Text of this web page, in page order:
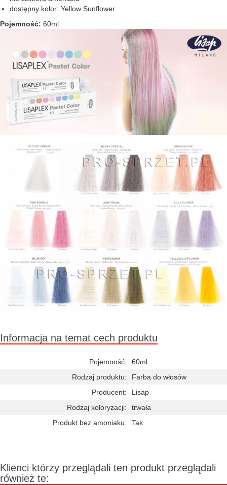
dostępny kolor: Yellow Sunflower
Pojemność: 60ml
Informacja na temat cech produktu
Pojemność:
60ml
Rodzaj produktu:
Farba do włosów
Producent:
Lisap
Rodzaj koloryzacji:
trwała
Produkt bez amoniaku:
Tak
Klienci którzy przeglądali ten produkt przeglądali
również te: